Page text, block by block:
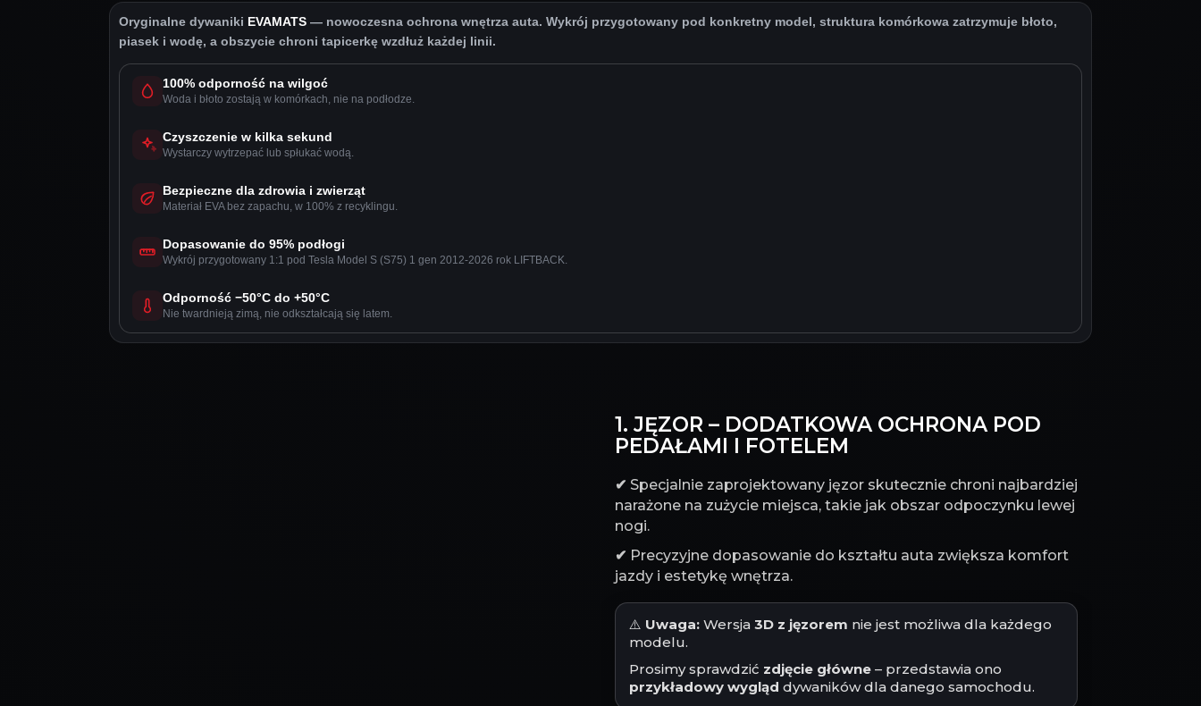
Oryginalne dywaniki EVAMATS — nowoczesna ochrona wnętrza auta. Wykrój przygotowany pod konkretny model, struktura komórkowa zatrzymuje błoto,
piasek i wodę, a obszycie chroni tapicerkę wzdłuż każdej linii.
100% odporność na wilgoć
Woda i błoto zostają w komórkach, nie na podłodze.
Czyszczenie w kilka sekund
Wystarczy wytrzepać lub spłukać wodą.
Bezpieczne dla zdrowia i zwierząt
Materiał EVA bez zapachu, w 100% z recyklingu.
Dopasowanie do 95% podłogi
Wykrój przygotowany 1:1 pod Tesla Model S (S75) 1 gen 2012-2026 rok LIFTBACK.
Odporność −50°C do +50°C
Nie twardnieją zimą, nie odkształcają się latem.
1. JĘZOR – DODATKOWA OCHRONA POD
PEDAŁAMI I FOTELEM
✔ Specjalnie zaprojektowany jęzor skutecznie chroni najbardziej
narażone na zużycie miejsca, takie jak obszar odpoczynku lewej
nogi.
✔ Precyzyjne dopasowanie do kształtu auta zwiększa komfort
jazdy i estetykę wnętrza.
⚠️ Uwaga: Wersja 3D z jęzorem nie jest możliwa dla każdego
modelu.
Prosimy sprawdzić zdjęcie główne – przedstawia ono
przykładowy wygląd dywaników dla danego samochodu.